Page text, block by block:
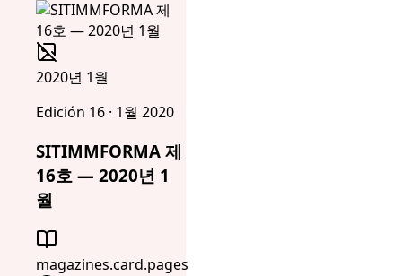
2020년 1월
Edición 16 · 1월 2020
SITIMMFORMA 제
16호 — 2020년 1
월
magazines.card.pages